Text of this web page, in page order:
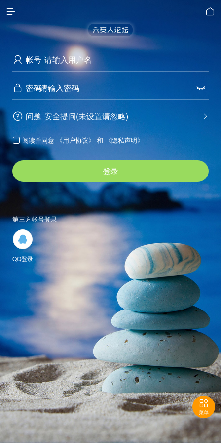
 
 帐号
 密码 
 问题 
安全提问(未设置请忽略)
 阅读并同意 《用户协议》 和 《隐私声明》
登录
第三方帐号登录

QQ登录

菜单